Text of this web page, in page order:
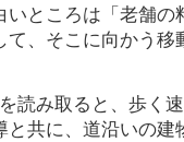
いところは「老舗
て、そこに向かう
読み取ると、歩く
と共に、道沿いの